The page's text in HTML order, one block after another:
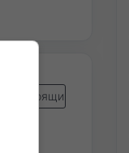
Предстоящи